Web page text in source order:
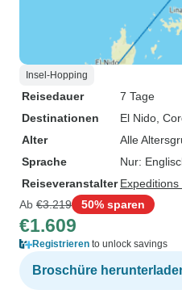
Insel-Hopping
Reisedauer
7 Tage
Destinationen
El Nido ,
Alter
Alle
Sprache
Nur:
Reiseveranstalter
Ab €3.219 50% sparen
€1.609
Registrieren to unlock savings
Broschüre